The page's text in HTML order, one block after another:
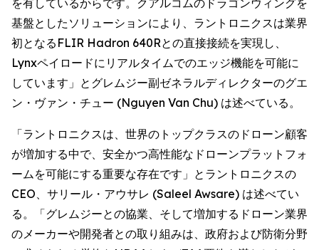
を有しているからです。クアルコムのドラゴンウィングを
基盤としたソリューションにより、ラントロニクスは業界
初となるFLIR Hadron 640Rとの直接接続を実現し、
Lynxペイロードにリアルタイムでのエッジ機能を可能に
しています」とグレムジー副ゼネラルディレクターのグエ
ン・ヴァン・チュー (Nguyen Van Chu) は述べている。
「ラントロニクスは、世界のトップクラスのドローン顧客
が増加する中で、安全かつ高性能なドローンプラットフォ
ームを可能にする重要な存在です」とラントロニクスの
CEO、サリール・アウサレ (Saleel Awsare) は述べてい
る。「グレムジーとの協業、そして増加するドローン業界
のメーカーや開発者との取り組みは、政府および防衛分野